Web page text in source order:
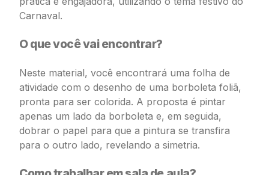
Carnaval.
O que você vai encontrar?
Neste material, você encontrará uma folha de
atividade com o desenho de uma borboleta foliã,
pronta para ser colorida. A proposta é pintar
apenas um lado da borboleta e, em seguida,
dobrar o papel para que a pintura se transfira
para o outro lado, revelando a simetria.